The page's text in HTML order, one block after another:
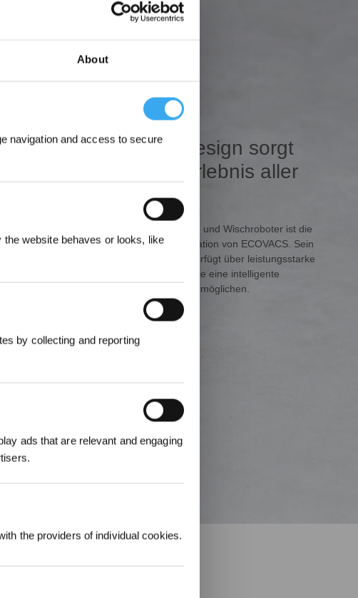
About
navigation and access to secure
website behaves or looks, like
by collecting and reporting
ads that are relevant and engaging
the providers of individual cookies.
Das brandneue
quadratische Design sorgt
für das beste Erlebnis aller
Der intelligente Premium-Saug- und Wischroboter ist die
neueste bahnbrechende Innovation von ECOVACS. Sein
neues quadratisches Design verfügt über leistungsstarke
KI-Maschinenlernfähigkeiten, die eine intelligente
Reinigung in jedem Szenario ermöglichen.
3000 Punkte
30 € auf ihre erste